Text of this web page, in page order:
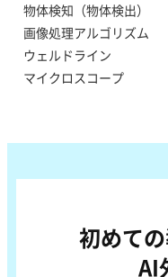
物体検知（物体検出）
画像処理アルゴリズム
ウェルドライン
マイクロスコープ
初めて
AI